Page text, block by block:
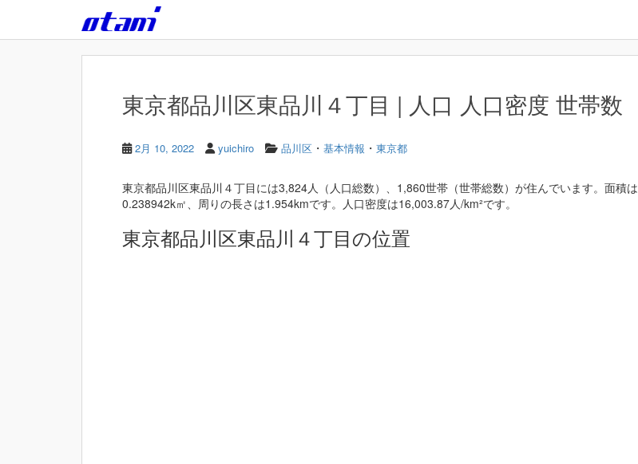
東京都品川区東品川４丁目 | 人口 人口密度 世帯数
2月 10, 2022 yuichiro 品川区 ・ 基本情報 ・ 東京都
東京都品川区東品川４丁目には3,824人（人口総数）、1,860世帯（世帯総数）が住んでいます。面積は
0.238942k㎡、周りの長さは1.954kmです。人口密度は16,003.87人/km²です。
東京都品川区東品川４丁目の位置